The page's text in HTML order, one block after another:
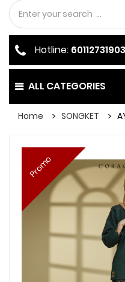
ALL CATEGORIES
Hotline:
Home SONGKET
Promo